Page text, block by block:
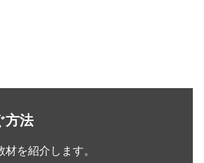
方法
を紹介します。